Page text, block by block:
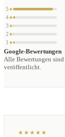
5★
4★
3★
2★
1 ★
Google-Bewertungen
Alle Bewertungen
veröffentlicht.
★★★★★